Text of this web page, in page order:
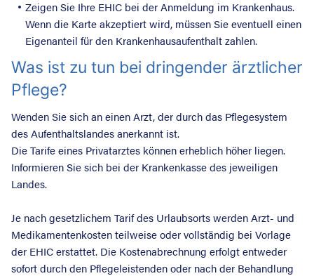
Zeigen Sie Ihre EHIC bei der Anmeldung im Krankenhaus.
Wenn die Karte akzeptiert wird, müssen Sie eventuell einen
Eigenanteil für den Krankenhausaufenthalt zahlen.
Was ist zu tun bei dringender ärztlicher
Pflege?
Wenden Sie sich an einen Arzt, der durch das Pflegesystem
des Aufenthaltslandes anerkannt ist.
Die Tarife eines Privatarztes können erheblich höher liegen.
Informieren Sie sich bei der Krankenkasse des jeweiligen
Landes.
Je nach gesetzlichem Tarif des Urlaubsorts werden Arzt- und
Medikamentenkosten teilweise oder vollständig bei Vorlage
der EHIC erstattet. Die Kostenabrechnung erfolgt entweder
sofort durch den Pflegeleistenden oder nach der Behandlung